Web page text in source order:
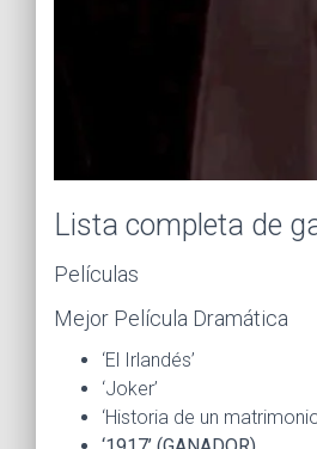
Lista completa de
Películas
Mejor Película Dramática
‘El Irlandés’
‘Joker’
‘Historia de un